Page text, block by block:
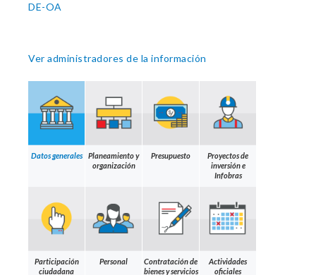
DE-OA
Ver administradores de la información
Datos generales
Planeamiento y
organización
Presupuesto
Proyectos de
inversión e
Infobras
Participación
ciudadana
Personal
Contratación de
bienes y servicios
Actividades
oficiales